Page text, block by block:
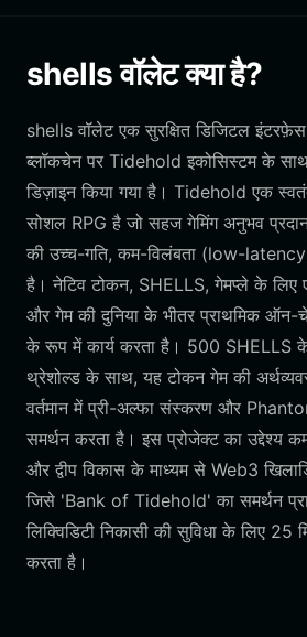
shells वॉलेट क्या है?
shells वॉलेट एक सुरक्षित डिजिटल
ब्लॉकचेन पर Tidehold इकोसिस्टम के
डिज़ाइन किया गया है। Tidehold एक
सोशल RPG है जो सहज गेमिंग अनुभव
की उच्च-गति, कम-विलंबता (low-
है। नेटिव टोकन, SHELLS, गेमप्ले के
और गेम की दुनिया के भीतर प्राथमिक ऑन-
के रूप में कार्य करता है। 500 SHELLS के
थ्रेशोल्ड के साथ, यह टोकन गेम की
वर्तमान में प्री-अल्फा संस्करण और
समर्थन करता है। इस प्रोजेक्ट का उद्देश्य
और द्वीप विकास के माध्यम से Web3
जिसे 'Bank of Tidehold' का समर्थन
लिक्विडिटी निकासी की सुविधा के लिए 25
करता है।